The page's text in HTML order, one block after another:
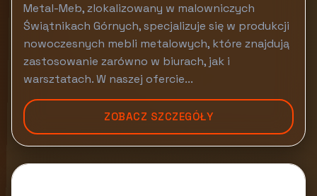
Metal-Meb, zlokalizowany w malowniczych
Świątnikach Górnych, specjalizuje się w produkcji
nowoczesnych mebli metalowych, które znajdują
zastosowanie zarówno w biurach, jak i
warsztatach. W naszej ofercie...
ZOBACZ SZCZEGÓŁY